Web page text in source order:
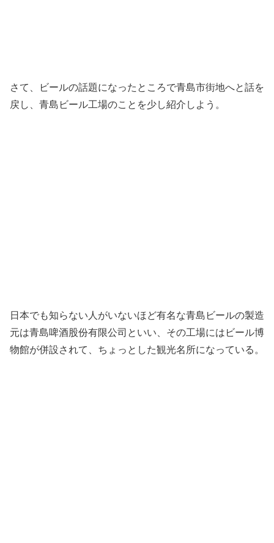
さて、ビールの話題になったところで青島市街地へと話を
戻し、青島ビール工場のことを少し紹介しよう。
日本でも知らない人がいないほど有名な青島ビールの製造
元は青島啤酒股份有限公司といい、その工場にはビール博
物館が併設されて、ちょっとした観光名所になっている。